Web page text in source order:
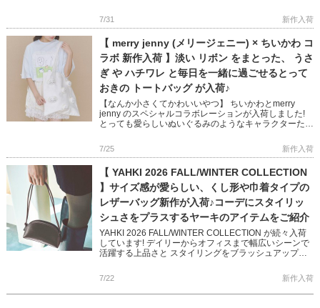
7/31 新作入荷
【 merry jenny (メリージェニー) × ちいかわ コ
ラボ 新作入荷 】淡い リボン をまとった、 うさ
ぎ や ハチワレ と毎日を一緒に過ごせるとって
おきの トートバッグ が入荷♪
【なんか小さくてかわいいやつ】 ちいかわとmerry
jenny のスペシャルコラボレーションが入荷しました!
とっても愛らしいぬいぐるみのようなキャラクターたく
のしく […]
7/25 新作入荷
【 YAHKI 2026 FALL/WINTER COLLECTION
】サイズ感が愛らしい、くし形や巾着タイプの
レザーバッグ新作が入荷♪コーデにスタイリッ
シュさをプラスするヤーキのアイテムをご紹介
YAHKI 2026 FALL/WINTER COLLECTION が続々入荷
しています! デイリーからオフィスまで幅広いシーンで
活躍する上品さと スタイリングをブラッシュアップし
7/22 新作入荷